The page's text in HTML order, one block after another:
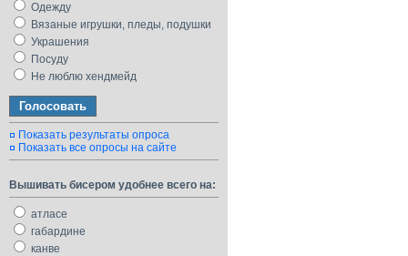
Одежду
Вязаные игрушки, пледы, подушки
Украшения
Посуду
Не люблю хендмейд
Показать результаты опроса
Показать все опросы на сайте
Вышивать бисером удобнее всего на:
атласе
габардине
канве